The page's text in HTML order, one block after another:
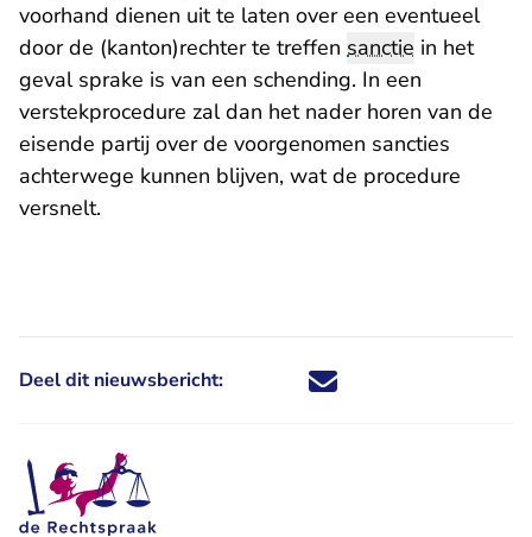
voorhand dienen uit te laten over een eventueel
door de (kanton)rechter te treffen sanctie in het
geval sprake is van een schending. In een
verstekprocedure zal dan het nader horen van de
eisende partij over de voorgenomen sancties
achterwege kunnen blijven, wat de procedure
versnelt.
Deel dit nieuwsbericht: Deel dit nieuwsbericht via X -
Deel dit nieuwsbericht via
Deel dit nieuwsbericht
Deel dit